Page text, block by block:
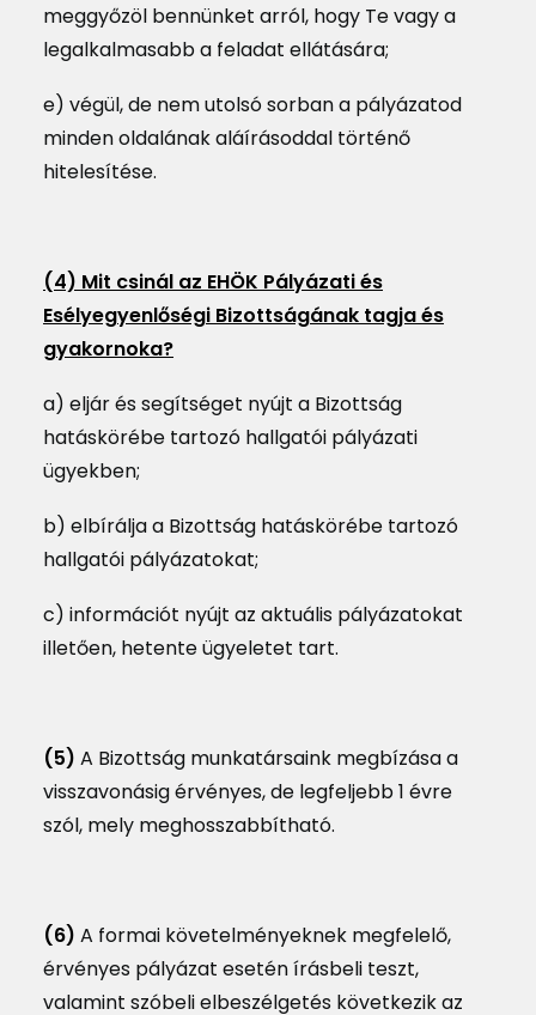
meggyőzöl bennünket arról, hogy Te vagy a
legalkalmasabb a feladat ellátására;
e) végül, de nem utolsó sorban a pályázatod
minden oldalának aláírásoddal történő
hitelesítése.
(4) Mit csinál az EHÖK Pályázati és
Esélyegyenlőségi Bizottságának tagja és
gyakornoka?
a) eljár és segítséget nyújt a Bizottság
hatáskörébe tartozó hallgatói pályázati
ügyekben;
b) elbírálja a Bizottság hatáskörébe tartozó
hallgatói pályázatokat;
c) információt nyújt az aktuális pályázatokat
illetően, hetente ügyeletet tart.
(5) A Bizottság munkatársaink megbízása a
visszavonásig érvényes, de legfeljebb 1 évre
szól, mely meghosszabbítható.
(6) A formai követelményeknek megfelelő,
érvényes pályázat esetén írásbeli teszt,
valamint szóbeli elbeszélgetés következik az